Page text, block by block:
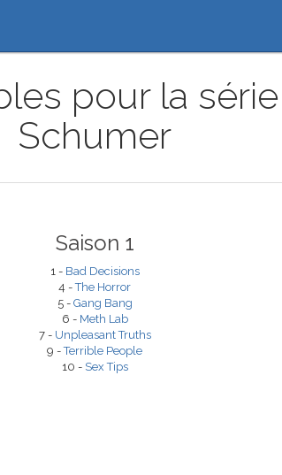
pour la
Schumer
Saison 1
1 - Bad Decisions
4 -The Horror
5 - Gang Bang
6 - Meth Lab
7 - Unpleasant Truths
9 -Terrible People
10 - Sex Tips